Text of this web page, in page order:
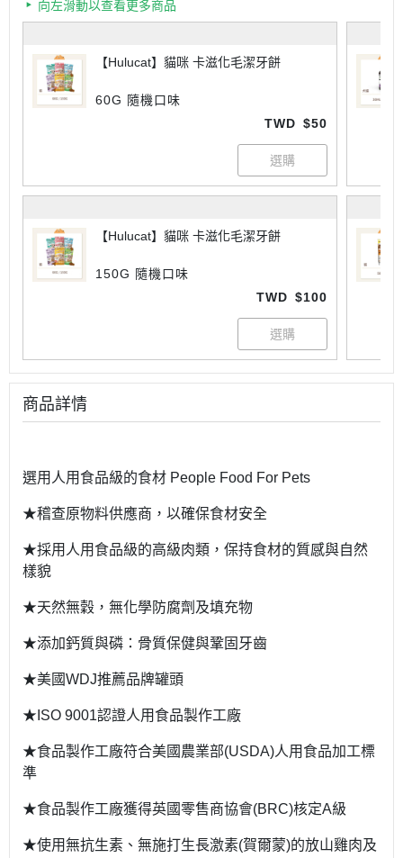
向左滑動以查看更多商品
【Hulucat】貓咪 卡滋化毛潔牙餅
60G 隨機口味
TWD $50
【Hulucat】貓咪 卡滋化毛潔牙餅
150G 隨機口味
TWD $100
商品詳情
選用人用食品級的食材 People Food For Pets
★稽查原物料供應商，以確保食材安全
★採用人用食品級的高級肉類，保持食材的質感與自然
樣貌
★天然無穀，無化學防腐劑及填充物
★添加鈣質與磷：骨質保健與鞏固牙齒
★美國WDJ推薦品牌罐頭
★ISO 9001認證人用食品製作工廠
★食品製作工廠符合美國農業部(USDA)人用食品加工標
準
★食品製作工廠獲得英國零售商協會(BRC)核定A級
★使用無抗生素、無施打生長激素(賀爾蒙)的放山雞肉及